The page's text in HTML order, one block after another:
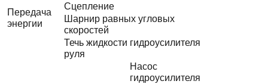
Передача
энергии
Сцепление
Шарнир равных угловых
скоростей
Течь жидкости гидроусилителя
руля
Насос
гидроусилителя